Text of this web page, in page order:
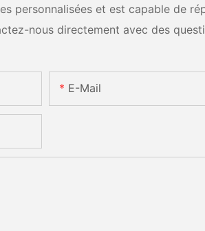
personnalisées et est capable de
nous directement avec des
E-Mail